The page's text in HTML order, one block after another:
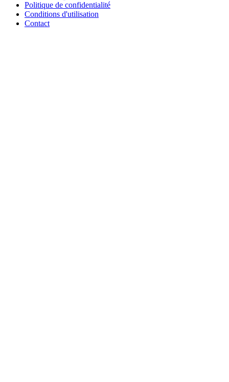
Politique de confidentialité
Conditions d'utilisation
Contact